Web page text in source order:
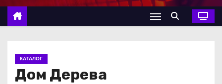
е
КАТАЛОГ
Дом Дерева